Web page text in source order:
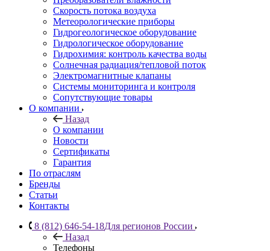
Скорость потока воздуха
Метеорологические приборы
Гидрогеологическое оборудование
Гидрологическое оборудование
Гидрохимия: контроль качества воды
Солнечная радиация/тепловой поток
Электромагнитные клапаны
Системы мониторинга и контроля
Сопутствующие товары
О компании
Назад
О компании
Новости
Сертификаты
Гарантия
По отраслям
Бренды
Статьи
Контакты
8 (812) 646-54-18Для регионов России
Назад
Телефоны